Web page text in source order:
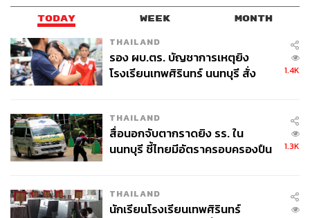
TODAY WEEK MONTH
THAILAND
รอง ผบ.ตร. บัญชาการเหตุยิง
โรงเรียนเทพศิรินทร์ นนทบุรี สั่ง
1.4K
THAILAND
สื่อนอกจับตากราดยิง รร. ใน
นนทบุรี ชี้ไทยมีอัตราครอบครองปืน
1.3K
THAILAND
นักเรียนโรงเรียนเทพศิรินทร์